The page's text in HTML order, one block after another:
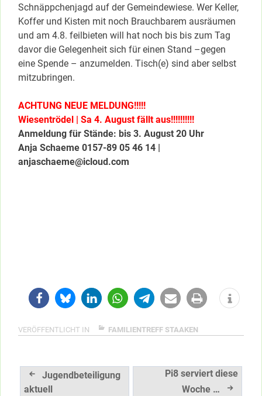
Schnäppchenjagd auf der Gemeindewiese. Wer Keller,
Koffer und Kisten mit noch Brauchbarem ausräumen
und am 4.8. feilbieten will hat noch bis bis zum Tag
davor die Gelegenheit sich für einen Stand –gegen
eine Spende – anzumelden. Tisch(e) sind aber selbst
mitzubringen.
ACHTUNG NEUE MELDUNG!!!!!
Wiesentrödel | Sa 4. August fällt aus!!!!!!!!!!
Anmeldung für Stände: bis 3. August 20 Uhr
Anja Schaeme 0157-89 05 46 14 |
anjaschaeme@icloud.com
VERÖFFENTLICHT IN FAMILIENTREFF STAAKEN
Beitragsnavigation
Jugendbeteiligung
aktuell
Pi8 serviert diese
Woche …